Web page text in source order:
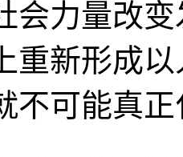
会力量改
重新形成
不可能真